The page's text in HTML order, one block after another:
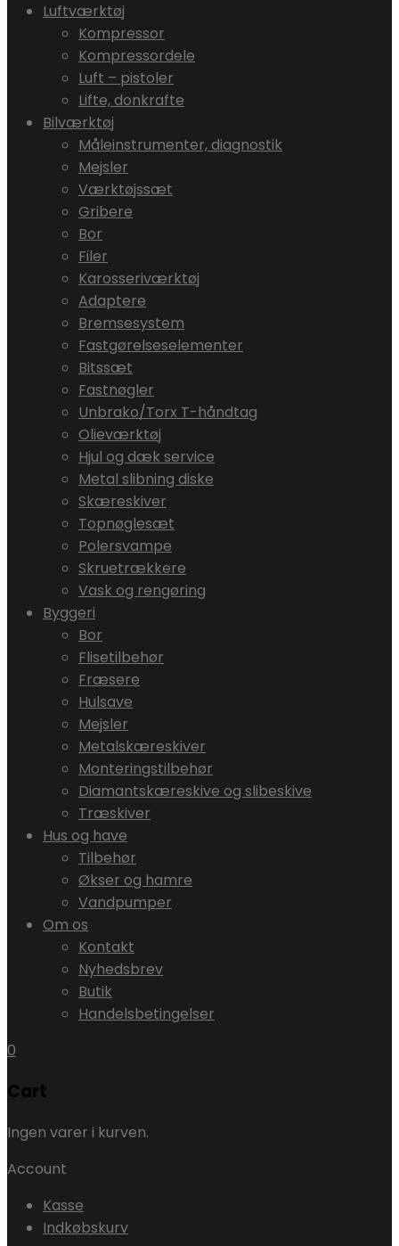
Luftværktøj
Kompressor
Kompressordele
Luft – pistoler
Lifte, donkrafte
Bilværktøj
Måleinstrumenter, diagnostik
Mejsler
Værktøjssæt
Gribere
Bor
Filer
Karosseriværktøj
Adaptere
Bremsesystem
Fastgørelseselementer
Bitssæt
Fastnøgler
Unbrako/Torx T-håndtag
Olieværktøj
Hjul og dæk service
Metal slibning diske
Skæreskiver
Topnøglesæt
Polersvampe
Skruetrækkere
Vask og rengøring
Byggeri
Bor
Flisetilbehør
Fræsere
Hulsave
Mejsler
Metalskæreskiver
Monteringstilbehør
Diamantskæreskive og slibeskive
Træskiver
Hus og have
Tilbehør
Økser og hamre
Vandpumper
Om os
Kontakt
Nyhedsbrev
Butik
Handelsbetingelser
0
Cart
Ingen varer i kurven.
Account
Kasse
Indkøbskurv